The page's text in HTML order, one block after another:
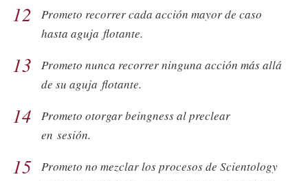
12
Prometo recorrer cada acción mayor de caso
hasta aguja flotante.
13
Prometo nunca recorrer ninguna acción más allá
de su aguja flotante.
14
Prometo otorgar beingness al preclear
en sesión.
15
Prometo no mezclar los procesos de Scientology